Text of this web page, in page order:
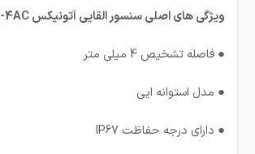
ویژگی های اصلی سنسور القایی آتونیکس PR12-4AC
● فاصله تشخیص 4 میلی متر
● مدل استوانه ایی
● دارای درجه حفاظت IP67